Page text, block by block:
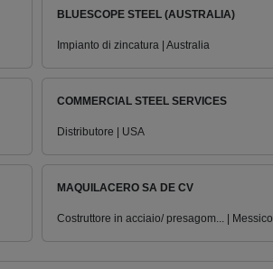
BLUESCOPE STEEL (AUSTRALIA)
Impianto di zincatura | Australia
COMMERCIAL STEEL SERVICES
Distributore | USA
MAQUILACERO SA DE CV
Costruttore in acciaio/ presagom... | Messico